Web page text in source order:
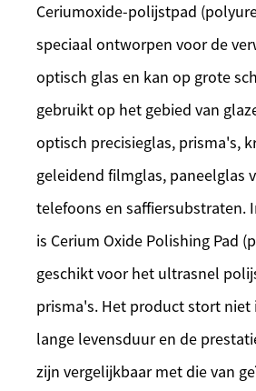
Ceriumoxide-polijstpad
speciaal ontworpen voor de
optisch glas en kan op grote
gebruikt op het gebied van
optisch precisieglas, prisma's,
geleidend filmglas, paneelglas
telefoons en saffiersubstraten.
is Cerium Oxide Polishing Pad
geschikt voor het ultrasnel
prisma's. Het product stort niet
lange levensduur en de
zijn vergelijkbaar met die van